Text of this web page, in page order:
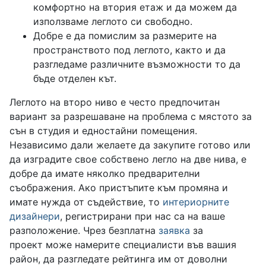
комфортно на втория етаж и да можем да
използваме леглото си свободно.
Добре е да помислим за размерите на
пространството под леглото, както и да
разгледаме различните възможности то да
бъде отделен кът.
Леглото на второ ниво е често предпочитан
вариант за разрешаване на проблема с мястото за
сън в студия и едностайни помещения.
Независимо дали желаете да закупите готово или
да изградите свое собствено легло на две нива, е
добре да имате няколко предварителни
съображения. Ако пристъпите към промяна и
имате нужда от съдействие, то интериорните
дизайнери, регистрирани при нас са на ваше
разположение. Чрез безплатна заявка за
проект може намерите специалисти във вашия
район, да разгледате рейтинга им от доволни